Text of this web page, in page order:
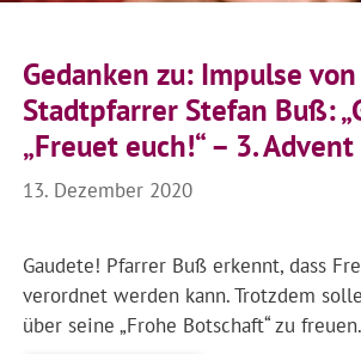
Gedanken zu: Impulse von
Stadtpfarrer Stefan Buß:
„Freuet euch!“ – 3. Advent
13. Dezember 2020
Gaudete! Pfarrer Buß erkennt, dass
verordnet werden kann. Trotzdem
über seine „Frohe Botschaft“ zu freuen.